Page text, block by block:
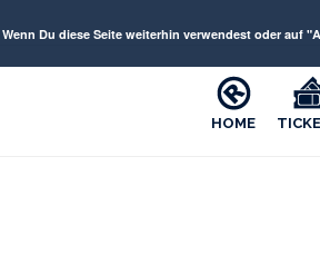
HOME
Du diese Seite weiterhin verwendest oder